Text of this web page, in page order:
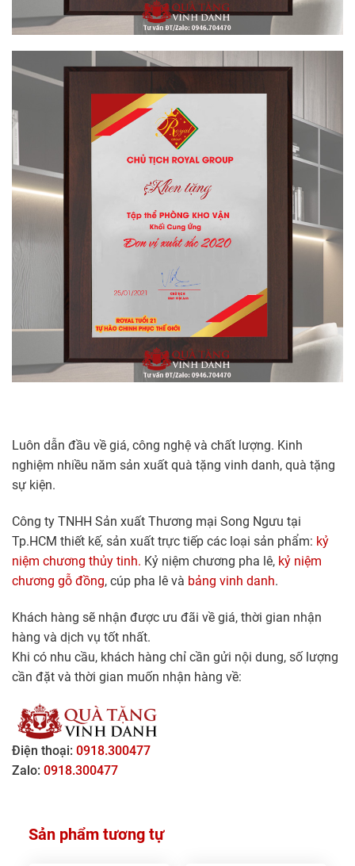
Luôn dẫn đầu về giá, công nghệ và chất lượng. Kinh
nghiệm nhiều năm sản xuất quà tặng vinh danh, quà tặng
sự kiện.
Công ty TNHH Sản xuất Thương mại Song Ngưu tại
Tp.HCM thiết kế, sản xuất trực tiếp các loại sản phẩm: kỷ
niệm chương thủy tinh. Kỷ niệm chương pha lê, kỷ niệm
chương gỗ đồng, cúp pha lê và bảng vinh danh.
Khách hàng sẽ nhận được ưu đãi về giá, thời gian nhận
hàng và dịch vụ tốt nhất.
Khi có nhu cầu, khách hàng chỉ cần gửi nội dung, số lượng
cần đặt và thời gian muốn nhận hàng về:
Điện thoại: 0918.300477
Zalo: 0918.300477
Sản phẩm tương tự